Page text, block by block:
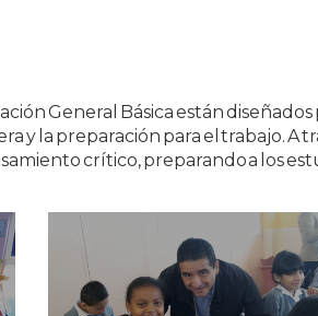
General Básica están
y la preparación para el trabajo. A
crítico, preparando a los